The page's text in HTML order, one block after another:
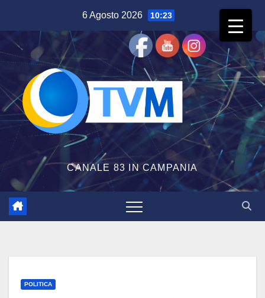
contenuto
6 Agosto 2026 10:23
CANALE 83 IN CAMPANIA
POLITICA